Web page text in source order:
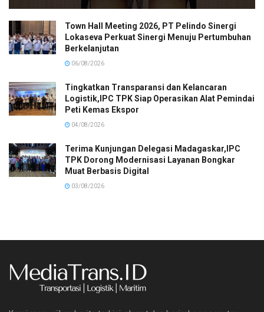
Town Hall Meeting 2026, PT Pelindo Sinergi
Lokaseva Perkuat Sinergi Menuju Pertumbuhan
Berkelanjutan
06/08/2026
Tingkatkan Transparansi dan Kelancaran
Logistik,IPC TPK Siap Operasikan Alat Pemindai
Peti Kemas Ekspor
04/08/2026
Terima Kunjungan Delegasi Madagaskar,IPC
TPK Dorong Modernisasi Layanan Bongkar
Muat Berbasis Digital
03/08/2026